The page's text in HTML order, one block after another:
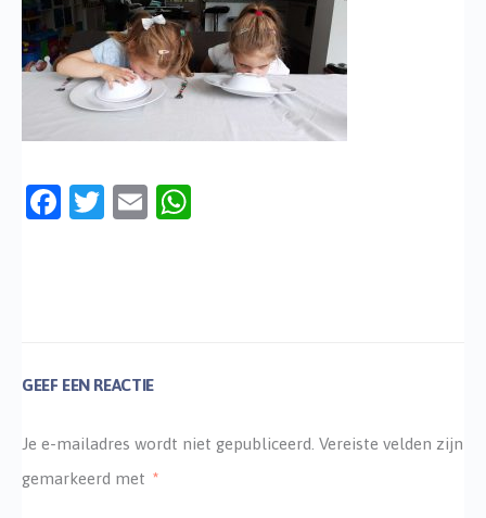
Facebook
Twitter
Email
GEEF EEN REACTIE
Je e-mailadres wordt niet gepubliceerd. Vereiste velden zijn
gemarkeerd met *